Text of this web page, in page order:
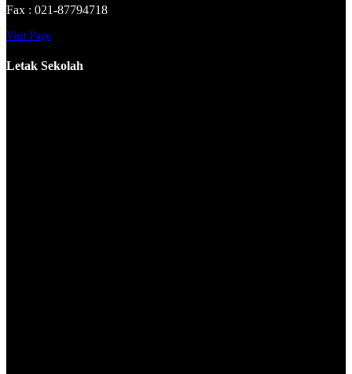
Fax : 021-87794718
Visit Page
Letak Sekolah